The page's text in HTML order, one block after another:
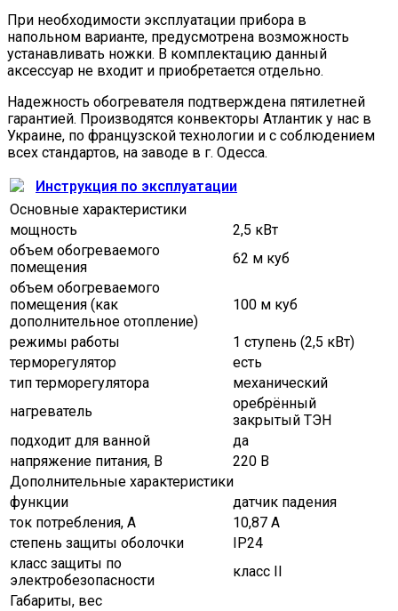
При необходимости эксплуатации прибора в
напольном варианте, предусмотрена возможность
устанавливать ножки. В комплектацию данный
аксессуар не входит и приобретается отдельно.
Надежность обогревателя подтверждена пятилетней
гарантией. Производятся конвекторы Атлантик у нас в
Украине, по французской технологии и с соблюдением
всех стандартов, на заводе в г. Одесса.
Инструкция по эксплуатации
Основные характеристики
мощность
2,5 кВт
объем обогреваемого
помещения
62 м куб
объем обогреваемого
помещения (как
дополнительное отопление)
100 м куб
режимы работы
1 ступень (2,5 кВт)
терморегулятор
есть
тип терморегулятора
механический
нагреватель
оребрённый
закрытый ТЭН
подходит для ванной
да
напряжение питания, В
220 В
Дополнительные характеристики
функции
датчик падения
ток потребления, А
10,87 А
степень защиты оболочки
ІР24
класс защиты по
электробезопасности
класс ІІ
Габариты, вес